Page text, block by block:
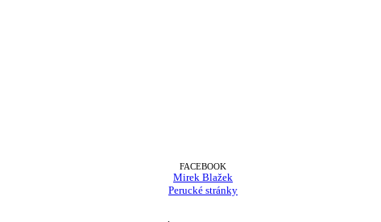
FACEBOOK
Mirek Blažek
Perucké stránky